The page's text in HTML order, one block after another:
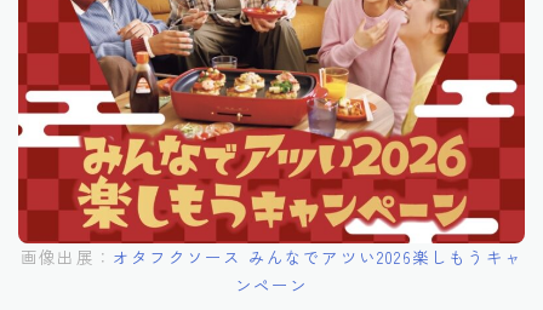
画像出展： オタフクソース みんなでアツい2026楽しもうキャ
ンペーン